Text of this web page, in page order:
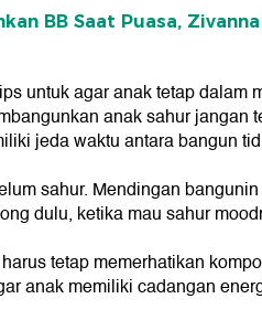
BB Saat Puasa,
untuk agar anak tetap dalam
anak sahur jangan
jeda waktu antara bangun
sahur. Mendingan
dulu, ketika mau sahur
tetap memerhatikan
anak memiliki cadangan